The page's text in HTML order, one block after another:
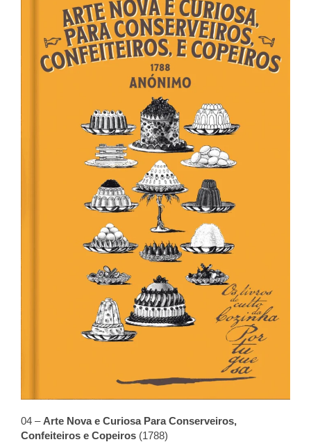
04 – Arte Nova e Curiosa Para Conserveiros,
Confeiteiros e Copeiros (1788)